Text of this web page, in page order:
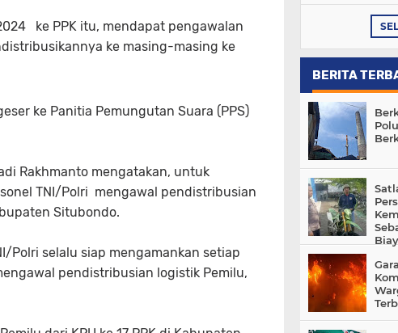
ke PPK itu, mendapat pengawalan
ke masing-masing ke
ke Panitia Pemungutan Suara (PPS)
Rakhmanto mengatakan, untuk
TNI/Polri mengawal pendistribusian
Situbondo.
Polri selalu siap mengamankan setiap
pendistribusian logistik Pemilu,
BERITA